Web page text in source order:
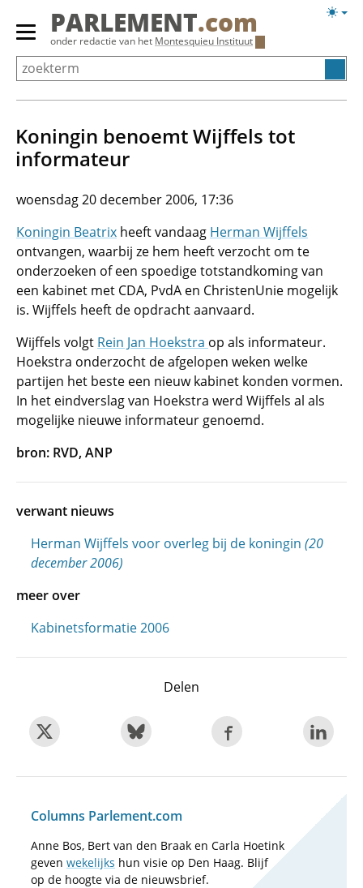
Overslaan
Primair
menu
tonen/verbergen
PARLEMENT.com
onder redactie van het Montesquieu Instituut
Koningin benoemt Wijffels tot
informateur
woensdag 20 december 2006, 17:36
Koningin Beatrix heeft vandaag Herman Wijffels
ontvangen, waarbij ze hem heeft verzocht om te
onderzoeken of een spoedige totstandkoming van
een kabinet met CDA, PvdA en ChristenUnie mogelijk
is. Wijffels heeft de opdracht aanvaard.
Wijffels volgt Rein Jan Hoekstra op als informateur.
Hoekstra onderzocht de afgelopen weken welke
partijen het beste een nieuw kabinet konden vormen.
In het eindverslag van Hoekstra werd Wijffels al als
mogelijke nieuwe informateur genoemd.
bron: RVD, ANP
verwant nieuws
Herman Wijffels voor overleg bij de koningin (20
december 2006)
meer over
Kabinetsformatie 2006
Delen
Columns Parlement.com
Anne Bos, Bert van den Braak en Carla Hoetink
geven wekelijks hun visie op Den Haag. Blijf
op de hoogte via de nieuwsbrief.